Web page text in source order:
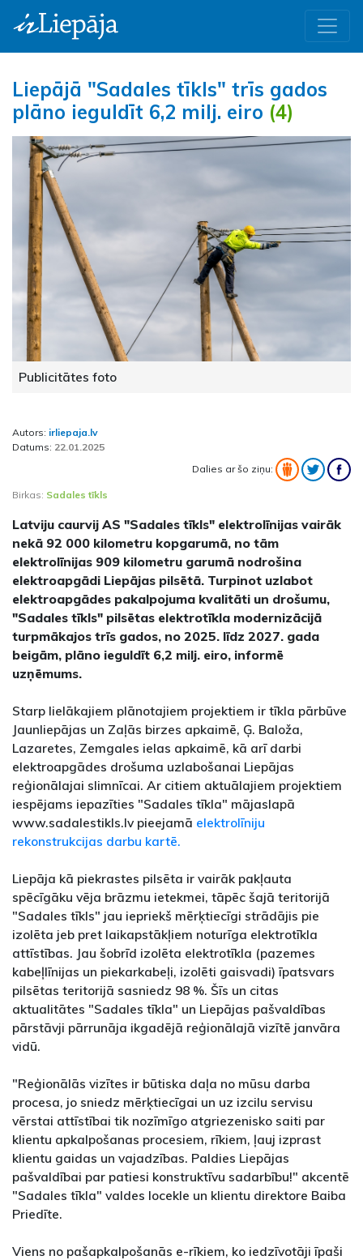
Liepājā "Sadales tīkls" trīs gados
plāno ieguldīt 6,2 milj. eiro (4)
Publicitātes foto
Autors: irliepaja.lv
Datums: 22.01.2025
Dalies ar šo ziņu:
Birkas: Sadales tīkls
Latviju caurvij AS "Sadales tīkls" elektrolīnijas vairāk
nekā 92 000 kilometru kopgarumā, no tām
elektrolīnijas 909 kilometru garumā nodrošina
elektroapgādi Liepājas pilsētā. Turpinot uzlabot
elektroapgādes pakalpojuma kvalitāti un drošumu,
"Sadales tīkls" pilsētas elektrotīkla modernizācijā
turpmākajos trīs gados, no 2025. līdz 2027. gada
beigām, plāno ieguldīt 6,2 milj. eiro, informē
uzņēmums.
Starp lielākajiem plānotajiem projektiem ir tīkla pārbūve
Jaunliepājas un Zaļās birzes apkaimē, Ģ. Baloža,
Lazaretes, Zemgales ielas apkaimē, kā arī darbi
elektroapgādes drošuma uzlabošanai Liepājas
reģionālajai slimnīcai. Ar citiem aktuālajiem projektiem
iespējams iepazīties "Sadales tīkla" mājaslapā
www.sadalestikls.lv pieejamā elektrolīniju
rekonstrukcijas darbu kartē.
Liepāja kā piekrastes pilsēta ir vairāk pakļauta
spēcīgāku vēja brāzmu ietekmei, tāpēc šajā teritorijā
"Sadales tīkls" jau iepriekš mērķtiecīgi strādājis pie
izolēta jeb pret laikapstākļiem noturīga elektrotīkla
attīstības. Jau šobrīd izolēta elektrotīkla (pazemes
kabeļlīnijas un piekarkabeļi, izolēti gaisvadi) īpatsvars
pilsētas teritorijā sasniedz 98 %. Šīs un citas
aktualitātes "Sadales tīkla" un Liepājas pašvaldības
pārstāvji pārrunāja ikgadējā reģionālajā vizītē janvāra
vidū.
"Reģionālās vizītes ir būtiska daļa no mūsu darba
procesa, jo sniedz mērķtiecīgai un uz izcilu servisu
vērstai attīstībai tik nozīmīgo atgriezenisko saiti par
klientu apkalpošanas procesiem, rīkiem, ļauj izprast
klientu gaidas un vajadzības. Paldies Liepājas
pašvaldībai par patiesi konstruktīvu sadarbību!" akcentē
"Sadales tīkla" valdes locekle un klientu direktore Baiba
Priedīte.
Viens no pašapkalpošanās e-rīkiem, ko iedzīvotāji īpaši